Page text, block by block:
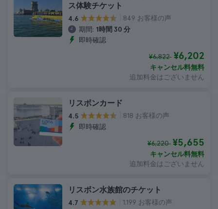
ス体験チケット
4.6
849 お客様の声
期間: 1時間 30 分
即時確認
¥6,822 ¥6,202
キャンセル料無料
追加料金はございません
リスボンカード
4.5
818 お客様の声
即時確認
¥6,220 ¥5,655
キャンセル料無料
追加料金はございません
リスボン水族館のチケット
4.7
1.199 お客様の声